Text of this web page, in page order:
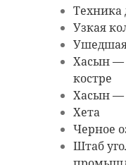
Техника
Узкая
Хасын —
костре
Хасын —
Хета
Черное
Штаб